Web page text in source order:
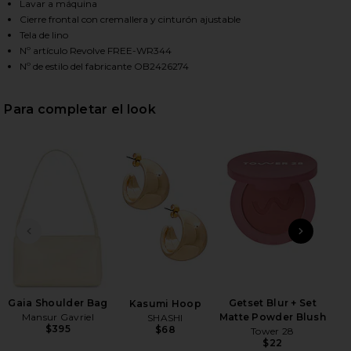
DUNE DANCER PRINTED ROMPER IN
DUNE DANCER PRINTED ROMPER IN
DUNE DANCER PRINTED ROMPER IN
Lavar a máquina
Cierre frontal con cremallera y cinturón ajustable
Tela de lino
Nº artículo Revolve FREE-WR344
Nº de estilo del fabricante OB2426274
Para completar el look
DIAPOSITIVA ANTERIOR
Gaia Shoulder Bag
Mansur Gavriel
$395
Kasumi Hoop
SHASHI
$68
Getset Blur + Set
Matte Powder Blush
Tower 28
$22